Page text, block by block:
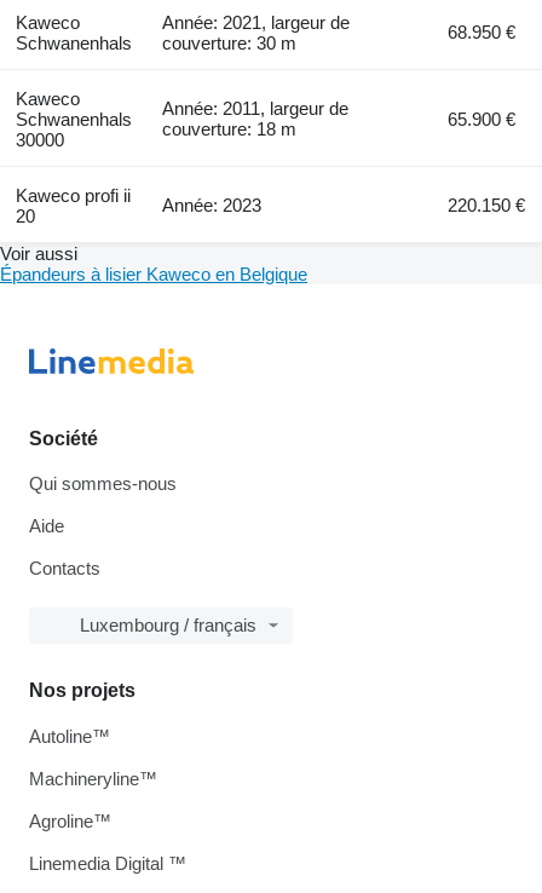
Kaweco
Schwanenhals
Année: 2021, largeur de
couverture: 30 m
68.950 €
Kaweco
Schwanenhals
30000
Année: 2011, largeur de
couverture: 18 m
65.900 €
Kaweco profi ii
20
Année: 2023 220.150 €
Voir aussi
Épandeurs à lisier Kaweco en Belgique
Société
Qui sommes-nous
Aide
Contacts
Luxembourg / français
Nos projets
Autoline™
Machineryline™
Agroline™
Linemedia Digital ™